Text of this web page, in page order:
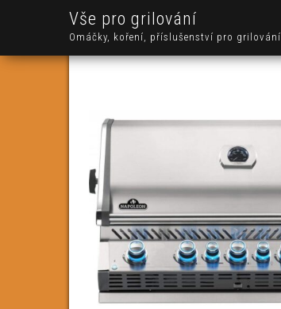
Vše pro grilování
Omáčky, koření, příslušenství pro grilování